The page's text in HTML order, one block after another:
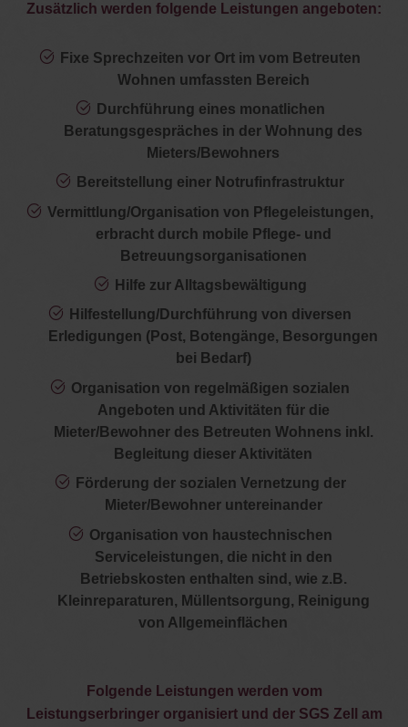
Zusätzlich werden folgende Leistungen angeboten:
Fixe Sprechzeiten vor Ort im vom Betreuten
Wohnen umfassten Bereich
Durchführung eines monatlichen
Beratungsgespräches in der Wohnung des
Mieters/Bewohners
Bereitstellung einer Notrufinfrastruktur
Vermittlung/Organisation von Pflegeleistungen,
erbracht durch mobile Pflege- und
Betreuungsorganisationen
Hilfe zur Alltagsbewältigung
Hilfestellung/Durchführung von diversen
Erledigungen (Post, Botengänge, Besorgungen
bei Bedarf)
Organisation von regelmäßigen sozialen
Angeboten und Aktivitäten für die
Mieter/Bewohner des Betreuten Wohnens inkl.
Begleitung dieser Aktivitäten
Förderung der sozialen Vernetzung der
Mieter/Bewohner untereinander
Organisation von haustechnischen
Serviceleistungen, die nicht in den
Betriebskosten enthalten sind, wie z.B.
Kleinreparaturen, Müllentsorgung, Reinigung
von Allgemeinflächen
Folgende Leistungen werden vom
Leistungserbringer organisiert und der SGS Zell am